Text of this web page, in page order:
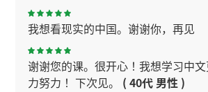
我想看现实的中国。谢谢你，再见
谢谢您的课。很开心！我想学习中
力努力！ 下次见。 ( 40代 男性 )